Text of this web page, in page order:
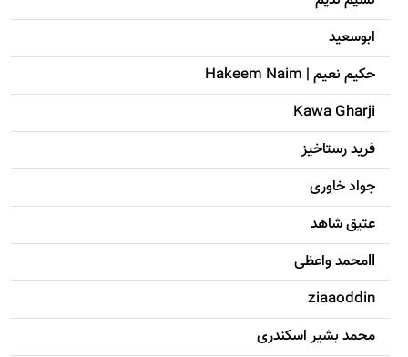
ابوسعيد
حکيم نعيم | Hakeem Naim
Kawa Gharji
فرید رستاخیز
جواد خاوری
عتیق شاهد
llمحمد واعظی
ziaaoddin
محمد بشیر اسکندری